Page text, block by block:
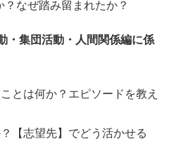
なぜ踏み留まれたか？
・集団活動・人間関係編に係
とは何か？エピソードを教え
【志望先】でどう活かせる